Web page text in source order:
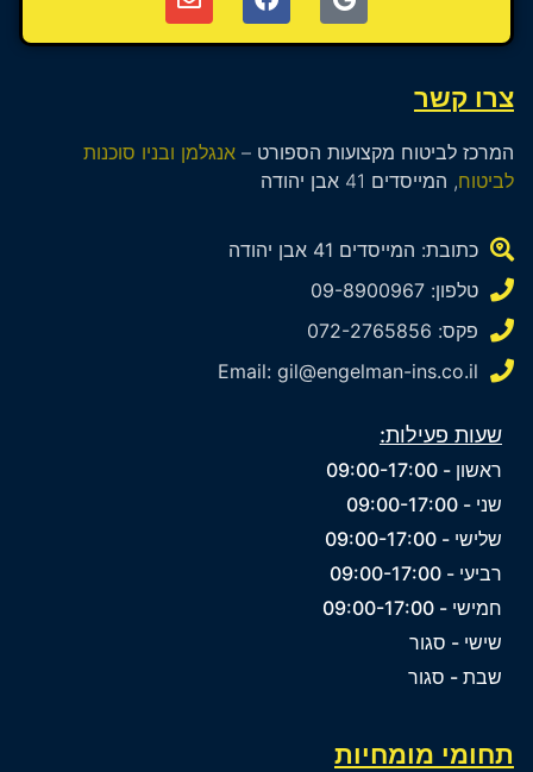
צרו קשר
המרכז לביטוח מקצועות הספורט – אנגלמן ובניו סוכנות
לביטוח, המייסדים 41 אבן יהודה
כתובת: המייסדים 41 אבן יהודה
טלפון: 09-8900967
פקס: 072-2765856
Email: gil@engelman-ins.co.il
שעות פעילות:
ראשון - 09:00-17:00
שני - 09:00-17:00
שלישי - 09:00-17:00
רביעי - 09:00-17:00
חמישי - 09:00-17:00
שישי - סגור
שבת - סגור
תחומי מומחיות